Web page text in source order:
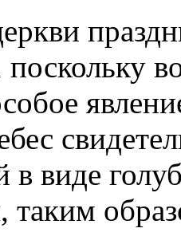
поскольку
в виде
таким